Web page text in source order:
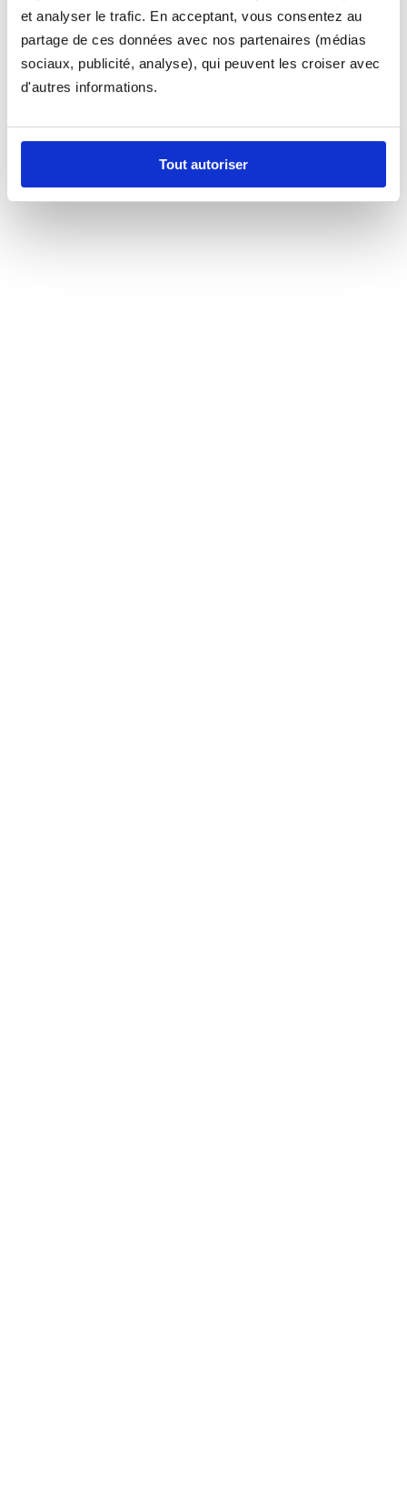
et analyser le trafic. En acceptant, vous consentez au
partage de ces données avec nos partenaires (médias
sociaux, publicité, analyse), qui peuvent les croiser avec
d'autres informations.
Tout autoriser